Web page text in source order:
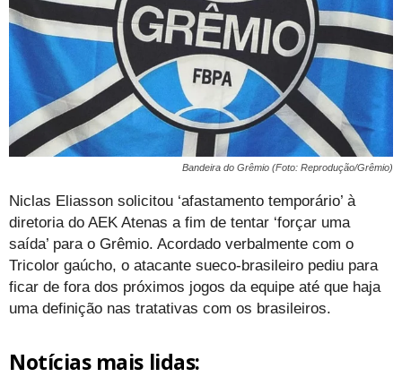
Bandeira do Grêmio (Foto: Reprodução/Grêmio)
Niclas Eliasson solicitou ‘afastamento temporário’ à
diretoria do AEK Atenas a fim de tentar ‘forçar uma
saída’ para o Grêmio. Acordado verbalmente com o
Tricolor gaúcho, o atacante sueco-brasileiro pediu para
ficar de fora dos próximos jogos da equipe até que haja
uma definição nas tratativas com os brasileiros.
Notícias mais lidas: